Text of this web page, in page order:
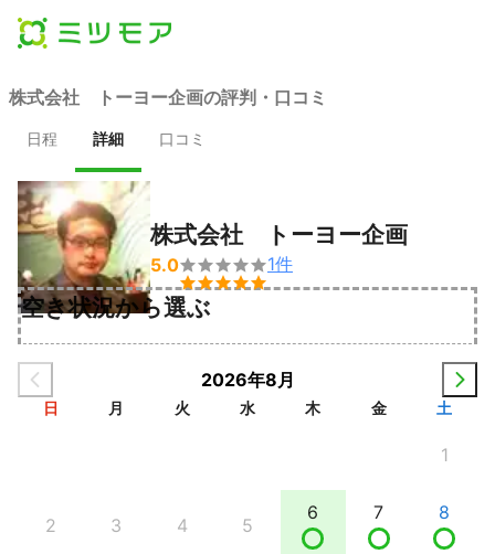
株式会社 トーヨー企画の評判・口コミ
日程 詳細 口コミ
株式会社 トーヨー企画
5.0

1件
空き状況から選ぶ
2026年8月
日 月 火 水 木 金 土
1
2 3 4 5
6 7 8